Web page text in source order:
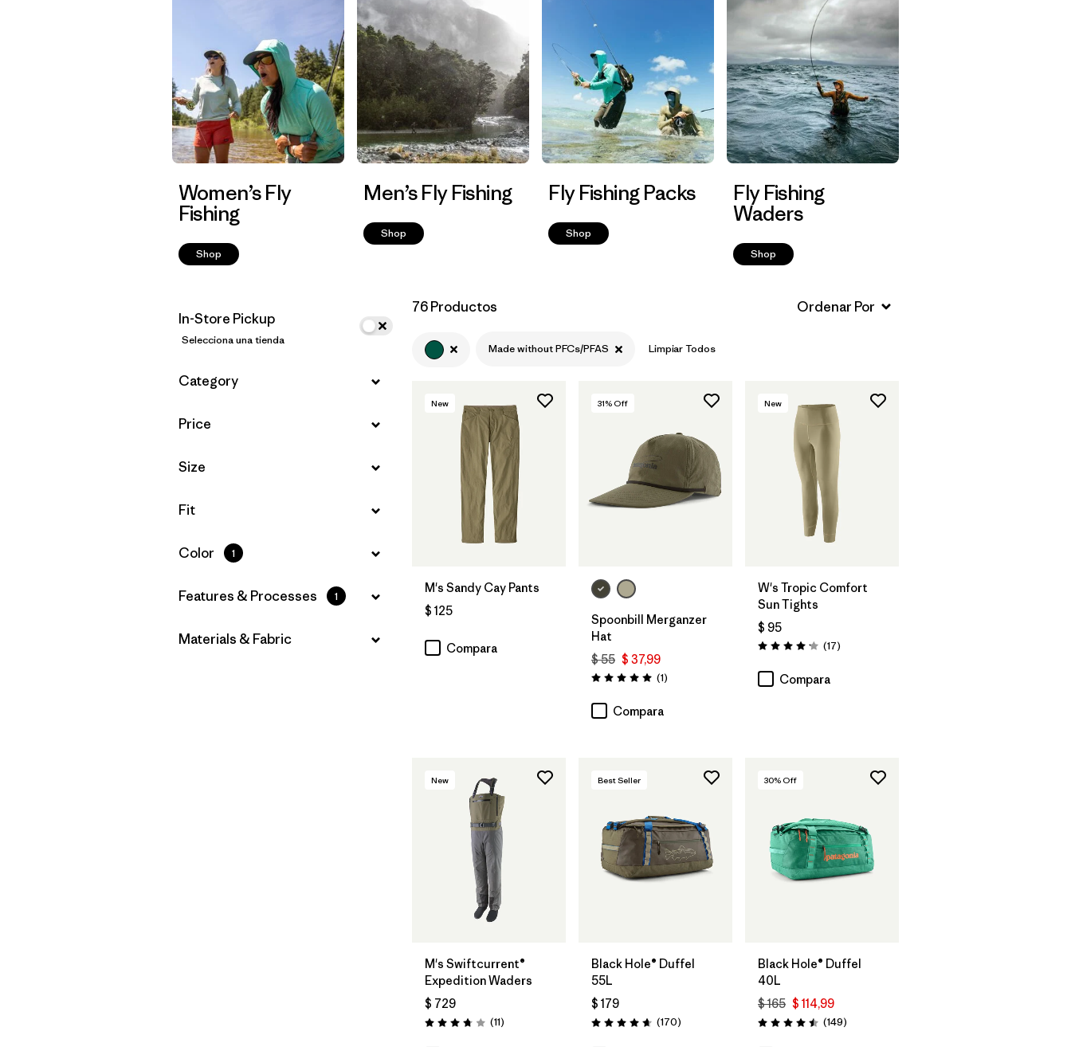
Filtrar por
Materials & Fabric
Women’s Fly
Fishing
Shop
Men’s Fly Fishing
Shop
Fly Fishing Packs
Shop
Fly Fishing
Waders
Shop
In-Store Pickup
Selecciona una tienda
Filtrar por
Category
Filtrar por
Price
Filtrar por
Size
Filtrar por
Fit
Filtrar por
Color 1
Filtrar por
Features & Processes 1
Filtrar por
Materials & Fabric
76 Productos
Made without PFCs/PFAS Limpiar Todos
New
M's Sandy Cay Pants
$ 125
Compara
31% Off
Spoonbill Merganzer
Hat
$ 55 $ 37,99
Valoración: 5.0 / 5
(1Comentarios
)
Compara
New
W's Tropic Comfort
Sun Tights
$ 95
Valoración: 4.2 / 5
(17Comentarios
)
Compara
New
M's Swiftcurrent®
Expedition Waders
$ 729
Valoración: 3.7 / 5
(11Comentarios
)
Best Seller
Black Hole® Duffel
55L
$ 179
Valoración: 4.6 / 5
(170Comentarios
)
30% Off
Black Hole® Duffel
40L
$ 165 $ 114,99
Valoración: 4.5 / 5
(149Comentarios
)